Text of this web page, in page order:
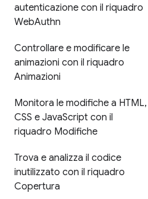
autenticazione con il riquadro
WebAuthn
Controllare e modificare le
animazioni con il riquadro
Animazioni
Monitora le modifiche a HTML,
CSS e JavaScript con il
riquadro Modifiche
Trova e analizza il codice
inutilizzato con il riquadro
Copertura